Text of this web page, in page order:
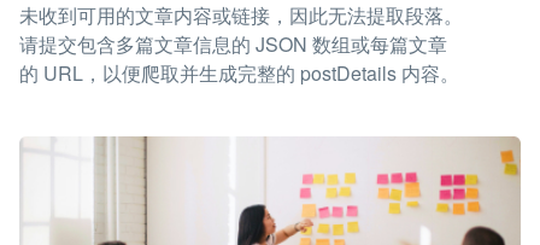
未收到可用的文章内容或链接，因此无法提取段落。
请提交包含多篇文章信息的 JSON 数组或每篇文章
的 URL，以便爬取并生成完整的 postDetails 内容。